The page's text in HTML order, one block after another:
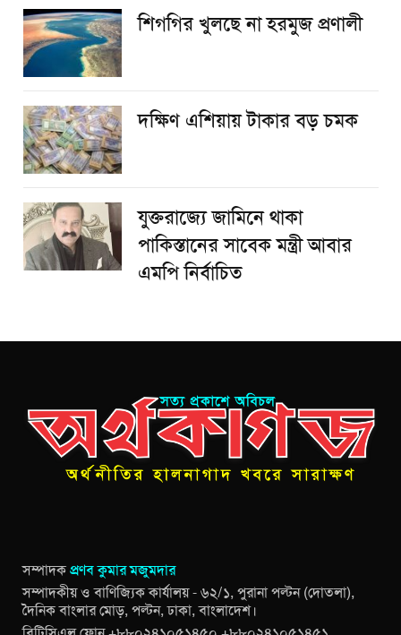
শিগগির খুলছে না হরমুজ প্রণালী
দক্ষিণ এশিয়ায় টাকার বড় চমক
যুক্তরাজ্যে জামিনে থাকা
পাকিস্তানের সাবেক মন্ত্রী আবার
এমপি নির্বাচিত
সম্পাদকপ্রণব কুমার মজুমদার
সম্পাদকীয় ও বাণিজ্যিক কার্যালয় - ৬২/১, পুরানা পল্টন (দোতলা),
দৈনিক বাংলার মোড়, পল্টন, ঢাকা, বাংলাদেশ।